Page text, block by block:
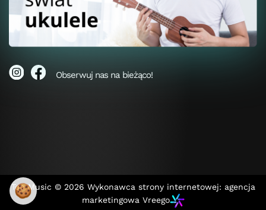
Obserwuj nas na bieżąco!
Top Music © 2026 Wykonawca strony internetowej: agencja
marketingowa Vreego
🍪